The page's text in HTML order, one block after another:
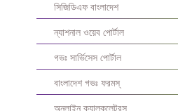
সিজিডিএফ বাংলাদেশ
ন্যাশনাল ওয়েব পোর্টাল
গভঃ সার্ভিসেস পোর্টাল
বাংলাদেশ গভঃ ফরমস্‌
অনলাইন ক্যালকুলেটরস